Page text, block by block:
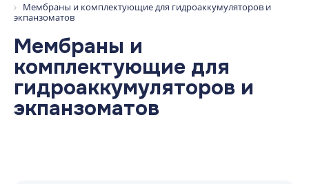
Мембраны и комплектующие для гидроаккумуляторов и
экпанзоматов
Мембраны и
комплектующие для
гидроаккумуляторов и
экпанзоматов